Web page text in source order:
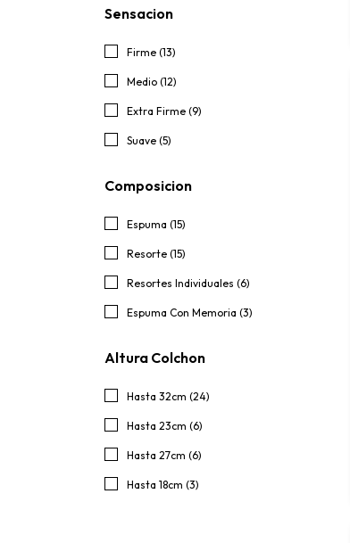
Sensacion
Firme (13)
Medio (12)
Extra Firme (9)
Suave (5)
Composicion
Espuma (15)
Resorte (15)
Resortes Individuales (6)
Espuma Con Memoria (3)
Altura Colchon
Hasta 32cm (24)
Hasta 23cm (6)
Hasta 27cm (6)
Hasta 18cm (3)